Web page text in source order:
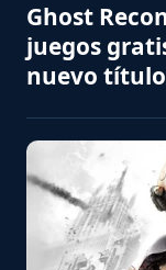
Ghost
juegos
nuevo